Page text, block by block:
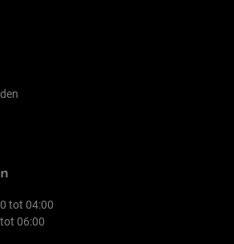
tot 04:00
06:00